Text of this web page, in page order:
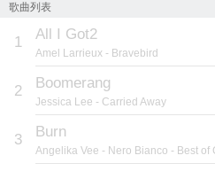
歌曲列表
1 All I Got2
Amel Larrieux - Bravebird
2 Boomerang
Jessica Lee - Carried Away
3 Burn
Angelika Vee - Nero Bianco - Best of